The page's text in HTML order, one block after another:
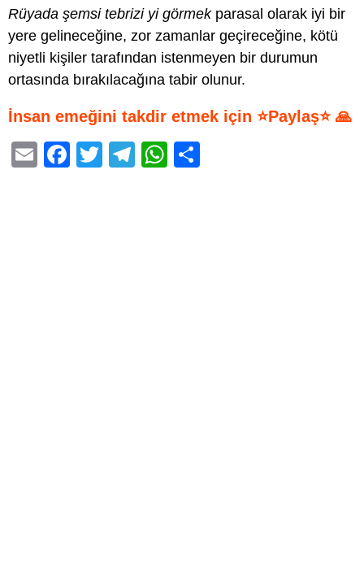
Rüyada şemsi tebrizi yi görmekparasal olarak iyi bir
yere gelineceğine, zor zamanlar geçireceğine, kötü
niyetli kişiler tarafından istenmeyen bir durumun
ortasında bırakılacağına tabir olunur.
İnsan emeğini takdir etmek için ⭐Paylaş⭐ 🙏
E
F
T
T
W